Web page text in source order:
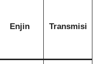
Enjin Transmisi